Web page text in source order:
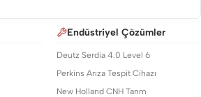
Endüstriyel Çözümler
Deutz Serdia 4.0 Level 6
Perkins Arıza Tespit Cihazı
New Holland CNH Tarım